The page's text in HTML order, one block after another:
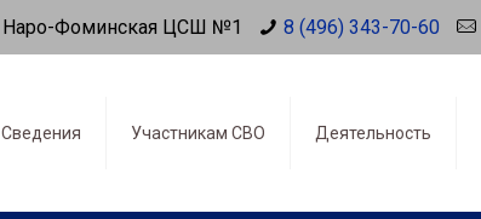
Наро-Фоминская ЦСШ №1 8 (496) 343-70-60
Сведения Участникам СВО Деятельность